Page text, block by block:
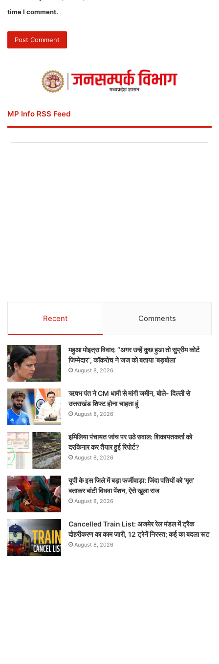
time I comment.
MP Info RSS Feed
Recent Comments
महुआ मोइत्रा विवाद: “अगर उन्हें कुछ हुआ तो सुप्रीम कोर्ट
जिम्मेदार”, कॉकरोच ने जज को बताया ‘बड़बोला’
August 8, 2026
ऋषभ पंत ने CM धामी से मांगी जमीन, बोले- दिल्ली से
उत्तराखंड शिफ्ट होना चाहता हूं
August 8, 2026
इमिलिया पंचायत जांच पर उठे सवाल: शिकायतकर्ता को
दरकिनार कर तैयार हुई रिपोर्ट?
August 8, 2026
यूपी के इस जिले में बड़ा फर्जीवाड़ा: जिंदा पतियों को ‘मृत’
बताकर बांटी विधवा पेंशन, ऐसे खुला राज
August 8, 2026
Cancelled Train List: अजमेर रेल मंडल में ट्रैक
दोहरीकरण का काम जारी, 12 ट्रेनें निरस्त; कई का बदला रूट
August 8, 2026